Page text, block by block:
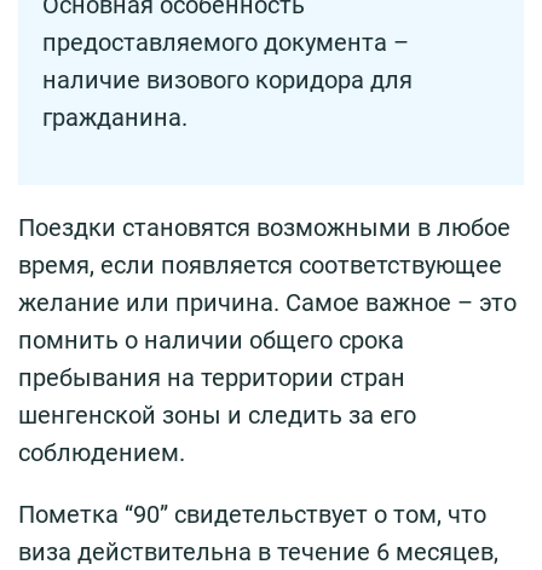
предоставляемого документа –
наличие визового коридора для
гражданина.
Поездки становятся возможными в любое
время, если появляется соответствующее
желание или причина. Самое важное – это
помнить о наличии общего срока
пребывания на территории стран
шенгенской зоны и следить за его
соблюдением.
Пометка “90” свидетельствует о том, что
виза действительна в течение 6 месяцев,